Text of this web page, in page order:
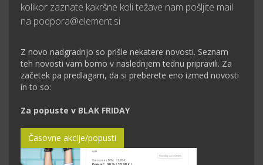
kolikor zaznate kakršne koli težave nam pošljite mail
na podpora@element.si
Z novo nadgradnjo so prišle nekatere novosti. Seznam
teh novosti vam bomo v naslednjem tednu pripravili. Za
začetek pa predlagam, da si preberete eno izmed novosti
in to so:
Za popuste v BLAK FRIDAY
Časovne akcije/popusti